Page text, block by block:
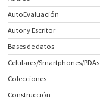
AutoEvaluación
Autor y Escritor
Bases de datos
Celulares/Smartphones/PDAs
Colecciones
Construcción